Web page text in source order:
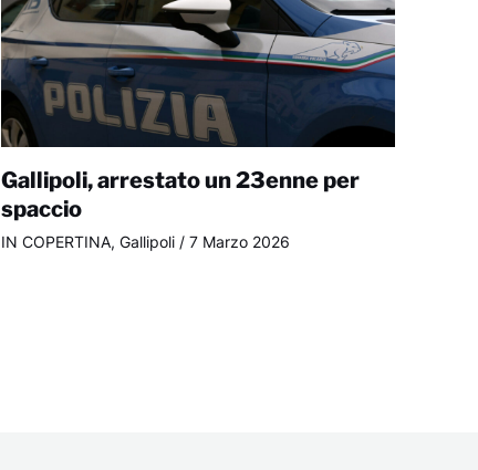
Gallipoli, arrestato un 23enne per
spaccio
IN COPERTINA, Gallipoli / 7 Marzo 2026